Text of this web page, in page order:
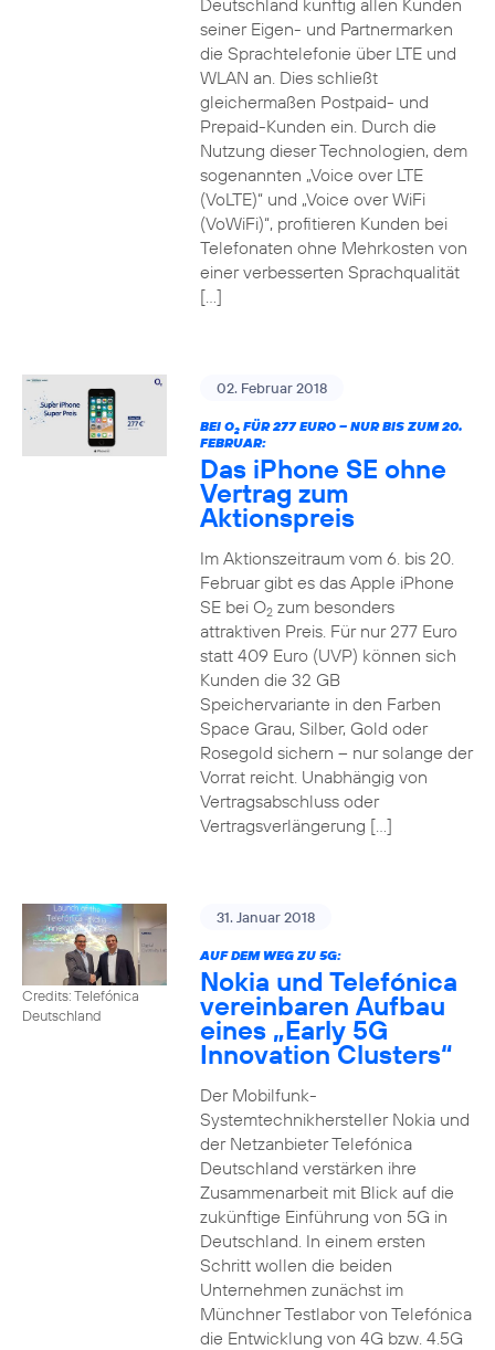
Deutschland künftig allen Kunden
seiner Eigen- und Partnermarken
die Sprachtelefonie über LTE und
WLAN an. Dies schließt
gleichermaßen Postpaid- und
Prepaid-Kunden ein. Durch die
Nutzung dieser Technologien, dem
sogenannten „Voice over LTE
(VoLTE)“ und „Voice over WiFi
(VoWiFi)“, profitieren Kunden bei
Telefonaten ohne Mehrkosten von
einer verbesserten Sprachqualität
[…]
02. Februar 2018
BEI O2FÜR 277 EURO – NUR BIS ZUM 20.
FEBRUAR:
Das iPhone SE ohne
Vertrag zum
Aktionspreis
Im Aktionszeitraum vom 6. bis 20.
Februar gibt es das Apple iPhone
SE bei O2zum besonders
attraktiven Preis. Für nur 277 Euro
statt 409 Euro (UVP) können sich
Kunden die 32 GB
Speichervariante in den Farben
Space Grau, Silber, Gold oder
Rosegold sichern – nur solange der
Vorrat reicht. Unabhängig von
Vertragsabschluss oder
Vertragsverlängerung […]
Credits: Telefónica
Deutschland
31. Januar 2018
AUF DEM WEG ZU 5G:
Nokia und Telefónica
vereinbaren Aufbau
eines „Early 5G
Innovation Clusters“
Der Mobilfunk-
Systemtechnikhersteller Nokia und
der Netzanbieter Telefónica
Deutschland verstärken ihre
Zusammenarbeit mit Blick auf die
zukünftige Einführung von 5G in
Deutschland. In einem ersten
Schritt wollen die beiden
Unternehmen zunächst im
Münchner Testlabor von Telefónica
die Entwicklung von 4G bzw. 4.5G